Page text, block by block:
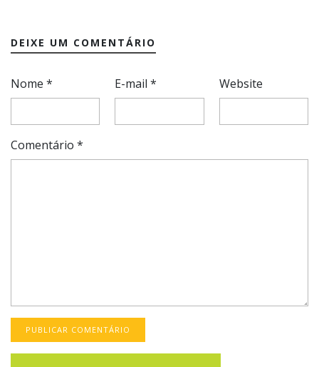
DEIXE UM COMENTÁRIO
Nome * E-mail* Website
Comentário *